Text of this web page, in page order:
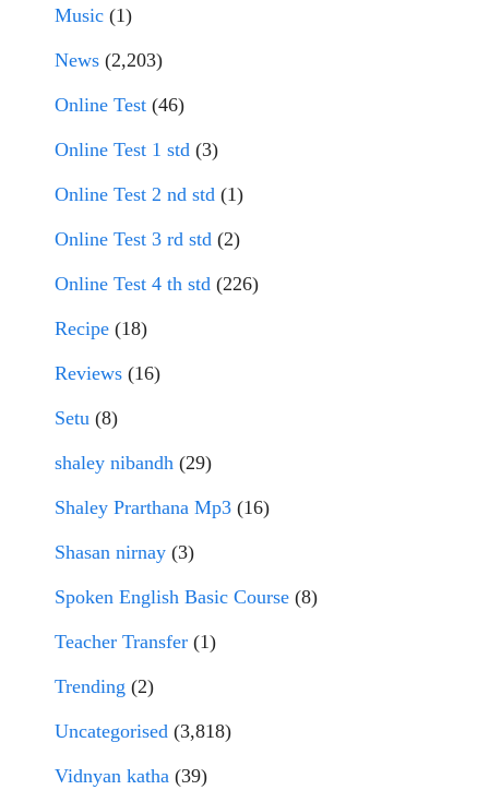
Music (1)
News (2,203)
Online Test (46)
Online Test 1 std (3)
Online Test 2 nd std (1)
Online Test 3 rd std (2)
Online Test 4 th std (226)
Recipe (18)
Reviews (16)
Setu (8)
shaley nibandh (29)
Shaley Prarthana Mp3 (16)
Shasan nirnay (3)
Spoken English Basic Course (8)
Teacher Transfer (1)
Trending (2)
Uncategorised (3,818)
Vidnyan katha (39)